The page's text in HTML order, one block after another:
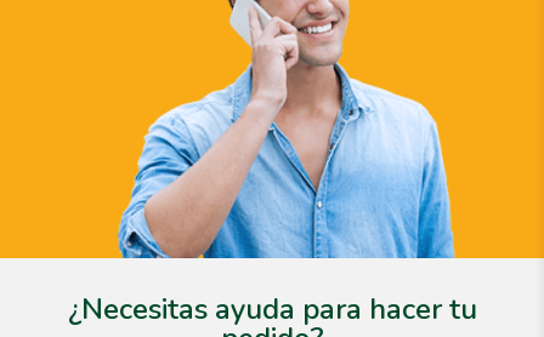
¿Necesitas ayuda para hacer tu